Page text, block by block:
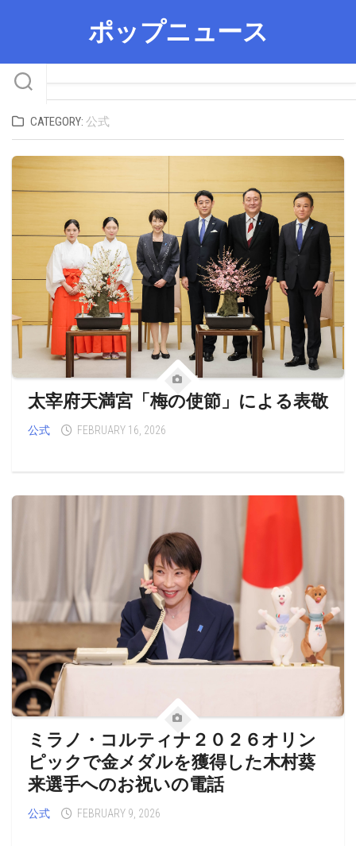
ポップニュース
CATEGORY: 公式
太宰府天満宮「梅の使節」による表敬
公式 FEBRUARY 16, 2026
ミラノ・コルティナ２０２６オリン
ピックで金メダルを獲得した木村葵
来選手へのお祝いの電話
公式 FEBRUARY 9, 2026